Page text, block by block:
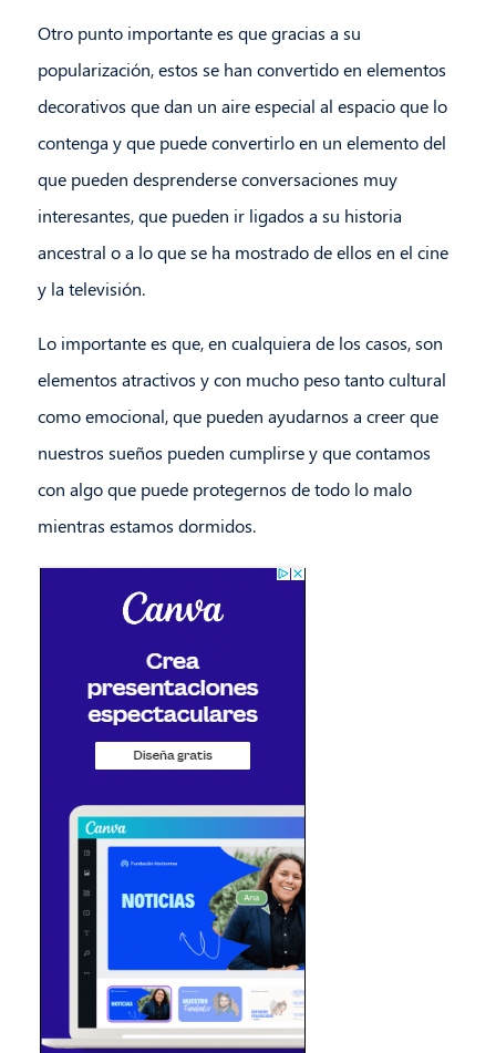
Otro punto importante es que gracias a su
popularización, estos se han convertido en elementos
decorativos que dan un aire especial al espacio que lo
contenga y que puede convertirlo en un elemento del
que pueden desprenderse conversaciones muy
interesantes, que pueden ir ligados a su historia
ancestral o a lo que se ha mostrado de ellos en el cine
y la televisión.
Lo importante es que, en cualquiera de los casos, son
elementos atractivos y con mucho peso tanto cultural
como emocional, que pueden ayudarnos a creer que
nuestros sueños pueden cumplirse y que contamos
con algo que puede protegernos de todo lo malo
mientras estamos dormidos.